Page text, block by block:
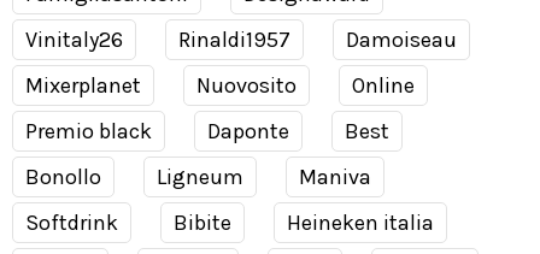
Vinitaly26
Rinaldi1957
Damoiseau
Mixerplanet
Nuovosito
Online
Premio black
Daponte
Best
Bonollo
Ligneum
Maniva
Softdrink
Bibite
Heineken italia